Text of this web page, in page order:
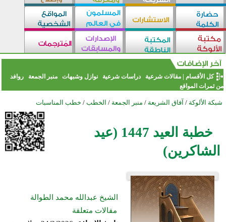
كل الأقسام |مقالات شرعية دراسات شرعية نوازل وشبهات منبر الجمعة
روافد
من ثمرات المواقع
شبكة الألوكة / آفاق الشريعة / منبر الجمعة / الخطب / خطب المناسبات
خطبة العيد 1447 (عيد
الشاكرين)
الشيخ عبدالله محمد الطوالة
مقالات متعلقة